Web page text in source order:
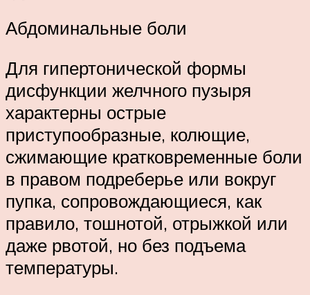
Абдоминальные боли
Для гипертонической формы
дисфункции желчного пузыря
характерны острые
приступообразные, колющие,
сжимающие кратковременные боли
в правом подреберье или вокруг
пупка, сопровождающиеся, как
правило, тошнотой, отрыжкой или
даже рвотой, но без подъема
температуры.